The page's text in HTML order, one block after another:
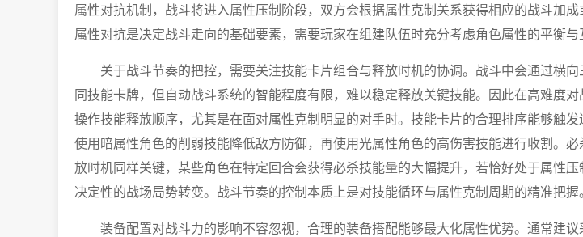
属性对抗机制，战斗将进入属性压制阶段，双方会根据属性克制关系获得相应的战斗加
属性对抗是决定战斗走向的基础要素，需要玩家在组建队伍时充分考虑角色属性的平衡与
关于战斗节奏的把控，需要关注技能卡片组合与释放时机的协调。战斗中会通过横向
同技能卡牌，但自动战斗系统的智能程度有限，难以稳定释放关键技能。因此在高难度
操作技能释放顺序，尤其是在面对属性克制明显的对手时。技能卡片的合理排序能够触
使用暗属性角色的削弱技能降低敌方防御，再使用光属性角色的高伤害技能进行收割。
放时机同样关键，某些角色在特定回合会获得必杀技能量的大幅提升，若恰好处于属性
决定性的战场局势转变。战斗节奏的控制本质上是对技能循环与属性克制周期的精准把握。
装备配置对战斗力的影响不容忽视，合理的装备搭配能够最大化属性优势。通常建